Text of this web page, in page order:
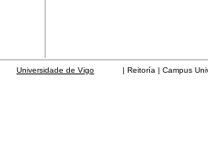
Universidade de Vigo | Reitoría | Campus